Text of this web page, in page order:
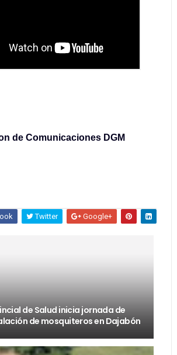
de Comunicaciones DGM
Twitter Google+
de Salud inicia jornada de
de mosquiteros en Dajabón